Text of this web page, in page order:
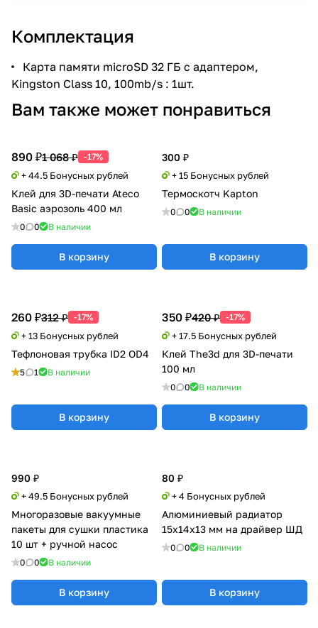
Комплектация
Карта памяти microSD 32 ГБ с адаптером,
Kingston Class 10, 100mb/s : 1шт.
Вам также может понравиться
890 ₽1 068 ₽ -17%
+ 44.5 Бонусных рублей
Клей для 3D-печати Ateco
Basic аэрозоль 400 мл
0 0 В наличии
В корзину
300 ₽
+ 15 Бонусных рублей
Термоскотч Kapton
0 0 В наличии
В корзину
350 ₽420 ₽ -17%
+ 17.5 Бонусных рублей
Клей The3d для 3D-печати
100 мл
0 0 В наличии
В корзину
990 ₽
+ 49.5 Бонусных рублей
Многоразовые вакуумные
пакеты для сушки пластика
10 шт + ручной насос
0 0 В наличии
В корзину
80 ₽
+ 4 Бонусных рублей
Алюминиевый радиатор
15x14x13 мм на драйвер ШД
0 0 В наличии
В корзину
260 ₽312 ₽ -17%
+ 13 Бонусных рублей
Тефлоновая трубка ID2 OD4
5 1 В наличии
В корзину